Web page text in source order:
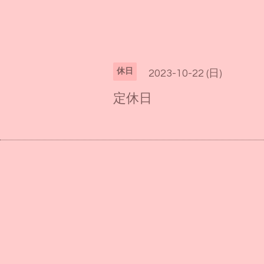
休日 2023-10-22 (日)
定休日